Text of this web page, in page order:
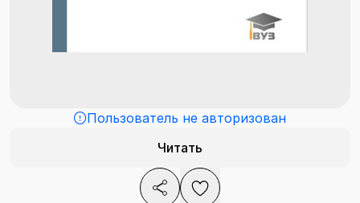
Пользователь не авторизован
Читать